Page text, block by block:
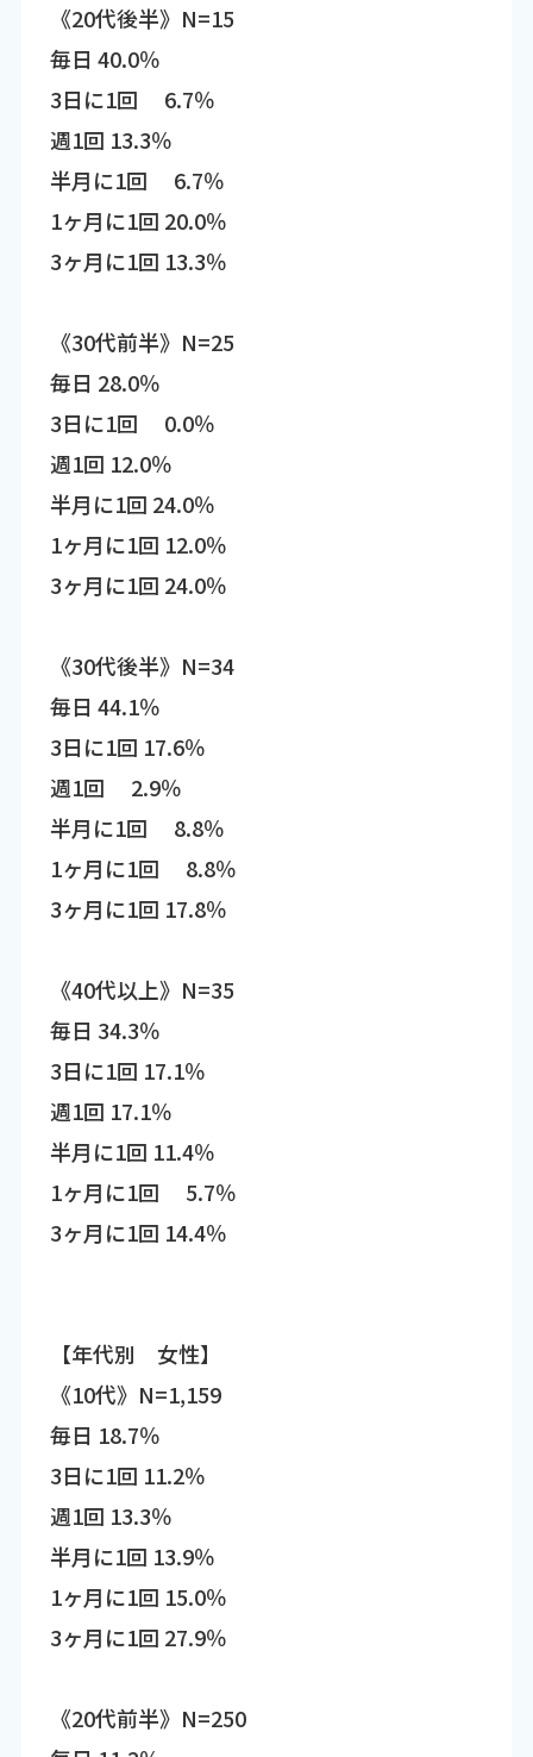
《20代後半》N=15
毎日 40.0％
3日に1回 6.7％
週1回 13.3％
半月に1回 6.7％
1ヶ月に1回 20.0％
3ヶ月に1回 13.3％
《30代前半》N=25
毎日 28.0％
3日に1回 0.0％
週1回 12.0％
半月に1回 24.0％
1ヶ月に1回 12.0％
3ヶ月に1回 24.0％
《30代後半》N=34
毎日 44.1％
3日に1回 17.6％
週1回 2.9％
半月に1回 8.8％
1ヶ月に1回 8.8％
3ヶ月に1回 17.8％
《40代以上》N=35
毎日 34.3％
3日に1回 17.1％
週1回 17.1％
半月に1回 11.4％
1ヶ月に1回 5.7％
3ヶ月に1回 14.4％
【年代別 女性】
《10代》N=1,159
毎日 18.7％
3日に1回 11.2％
週1回 13.3％
半月に1回 13.9％
1ヶ月に1回 15.0％
3ヶ月に1回 27.9％
《20代前半》N=250